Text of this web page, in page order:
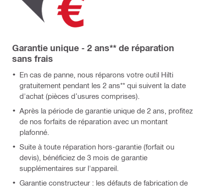
Garantie unique - 2 ans** de réparation
sans frais
En cas de panne, nous réparons votre outil Hilti
gratuitement pendant les 2 ans** qui suivent la date
d'achat (pièces d’usures comprises).
Après la période de garantie unique de 2 ans, profitez
de nos forfaits de réparation avec un montant
plafonné.
Suite à toute réparation hors-garantie (forfait ou
devis), bénéficiez de 3 mois de garantie
supplémentaires sur l'appareil.
Garantie constructeur : les défauts de fabrication de